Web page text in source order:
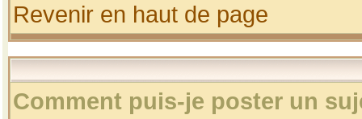
Revenir en haut de page
Comment puis-je poster un